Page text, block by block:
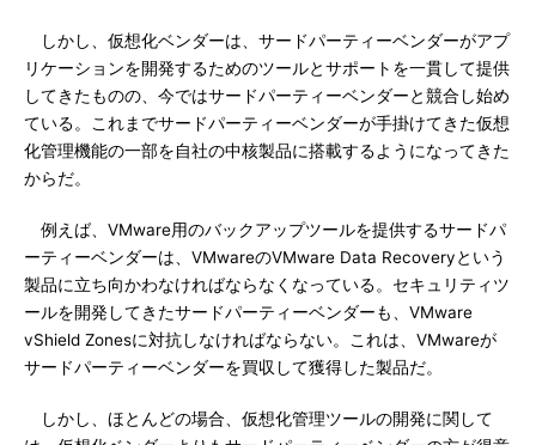
しかし、仮想化ベンダーは、サードパーティーベンダーがアプ
リケーションを開発するためのツールとサポートを一貫して提供
してきたものの、今ではサードパーティーベンダーと競合し始め
ている。これまでサードパーティーベンダーが手掛けてきた仮想
化管理機能の一部を自社の中核製品に搭載するようになってきた
からだ。
例えば、VMware用のバックアップツールを提供するサードパ
ーティーベンダーは、VMwareのVMware Data Recoveryという
製品に立ち向かわなければならなくなっている。セキュリティツ
ールを開発してきたサードパーティーベンダーも、VMware
vShield Zonesに対抗しなければならない。これは、VMwareが
サードパーティーベンダーを買収して獲得した製品だ。
しかし、ほとんどの場合、仮想化管理ツールの開発に関して